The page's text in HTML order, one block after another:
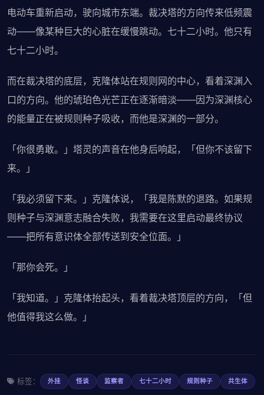
电动车重新启动，驶向城市东端。裁决塔的方向传来低频震
动——像某种巨大的心脏在缓慢跳动。七十二小时。他只有
七十二小时。
而在裁决塔的底层，克隆体站在规则网的中心，看着深渊入
口的方向。他的琥珀色光芒正在逐渐暗淡——因为深渊核心
的能量正在被规则种子吸收，而他是深渊的一部分。
「你很勇敢。」塔灵的声音在他身后响起，「但你不该留下
来。」
「我必须留下来。」克隆体说，「我是陈默的退路。如果规
则种子与深渊意志融合失败，我需要在这里启动最终协议
——把所有意识体全部传送到安全位面。」
「那你会死。」
「我知道。」克隆体抬起头，看着裁决塔顶层的方向，「但
他值得我这么做。」
标签： 外挂 怪谈 监察者 七十二小时 规则种子 共生体